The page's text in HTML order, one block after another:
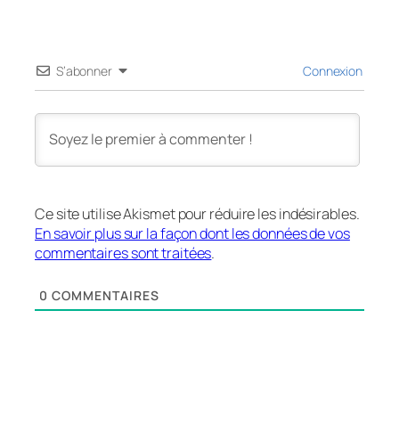
S’abonner Connexion
Ce site utilise Akismet pour réduire les indésirables.
En savoir plus sur la façon dont les données de vos
commentaires sont traitées.
0 COMMENTAIRES